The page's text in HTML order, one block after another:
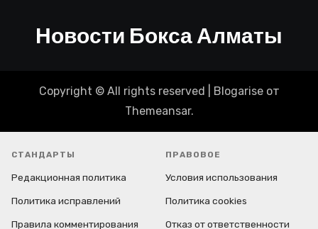
Новости Бокса Алматы
Copyright © All rights reserved Blogariseот
Themeansar.
СТАНДАРТЫ
Редакционная политика
Политика исправлений
Правила комментирования
ПРАВОВОЕ
Условия использования
Политика cookies
Отказ от ответственности